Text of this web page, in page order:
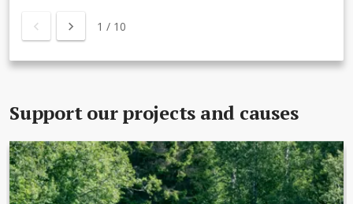
1 / 10
Support our projects and causes